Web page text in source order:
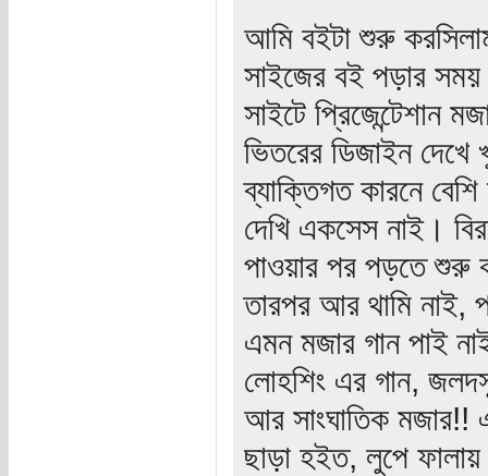
আমি বইটা শুরু
সাইজের বই পড়ার
সাইটে প্রিজেন্টেশান
ভিতরের ডিজাইন
ব্যাক্তিগত কারনে
দেখি একসেস নাই।
পাওয়ার পর পড়তে শুরু
তারপর আর থামি নাই,
এমন মজার গান পাই
লোহশিং এর গান,
আর সাংঘাতিক মজার!!
ছাড়া হইত, লুপে